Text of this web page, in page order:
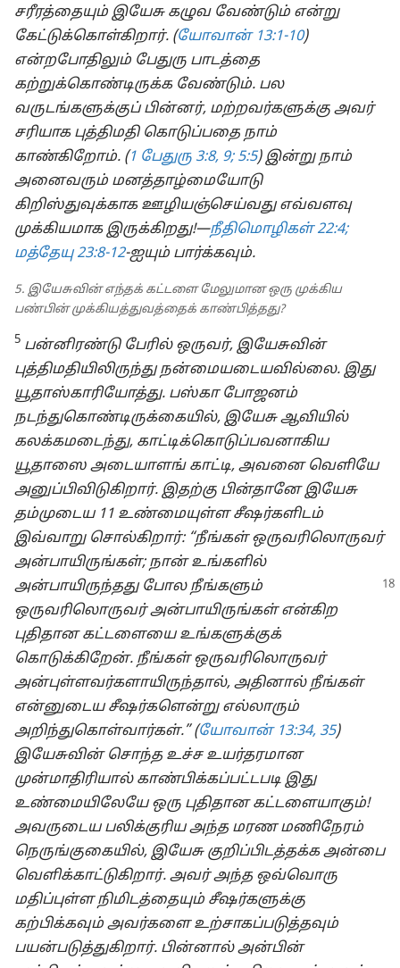
சரீரத்தையும் இயேசு கழுவ வேண்டும் என்று
கேட்டுக்கொள்கிறார். (யோவான் 13:1-10)
என்றபோதிலும் பேதுரு பாடத்தை
கற்றுக்கொண்டிருக்க வேண்டும். பல
வருடங்களுக்குப் பின்னர், மற்றவர்களுக்கு அவர்
சரியாக புத்திமதி கொடுப்பதை நாம்
காண்கிறோம். (1 பேதுரு 3:8, 9; 5:5) இன்று நாம்
அனைவரும் மனத்தாழ்மையோடு
கிறிஸ்துவுக்காக ஊழியஞ்செய்வது எவ்வளவு
முக்கியமாக இருக்கிறது!—நீதிமொழிகள் 22:4;
மத்தேயு 23:8-12-ஐயும் பார்க்கவும்.
5. இயேசுவின் எந்தக் கட்டளை மேலுமான ஒரு முக்கிய
பண்பின் முக்கியத்துவத்தைக் காண்பித்தது?
5 பன்னிரண்டு பேரில் ஒருவர், இயேசுவின்
புத்திமதியிலிருந்து நன்மையடையவில்லை. இது
யூதாஸ்காரியோத்து. பஸ்கா போஜனம்
நடந்துகொண்டிருக்கையில், இயேசு ஆவியில்
கலக்கமடைந்து, காட்டிக்கொடுப்பவனாகிய
யூதாஸை அடையாளங் காட்டி, அவனை வெளியே
அனுப்பிவிடுகிறார். இதற்கு பின்தானே இயேசு
தம்முடைய 11 உண்மையுள்ள சீஷர்களிடம்
இவ்வாறு சொல்கிறார்: “நீங்கள் ஒருவரிலொருவர்
அன்பாயிருங்கள்; நான் உங்களில்
அன்பாயிருந்தது போல நீங்களும்
ஒருவரிலொருவர் அன்பாயிருங்கள் என்கிற
புதிதான கட்டளையை உங்களுக்குக்
கொடுக்கிறேன். நீங்கள் ஒருவரிலொருவர்
அன்புள்ளவர்களாயிருந்தால், அதினால் நீங்கள்
என்னுடைய சீஷர்களென்று எல்லாரும்
அறிந்துகொள்வார்கள்.” (யோவான் 13:34, 35)
இயேசுவின் சொந்த உச்ச உயர்தரமான
முன்மாதிரியால் காண்பிக்கப்பட்டபடி இது
உண்மையிலேயே ஒரு புதிதான கட்டளையாகும்!
அவருடைய பலிக்குரிய அந்த மரண மணிநேரம்
நெருங்குகையில், இயேசு குறிப்பிடத்தக்க அன்பை
வெளிக்காட்டுகிறார். அவர் அந்த ஒவ்வொரு
மதிப்புள்ள நிமிடத்தையும் சீஷர்களுக்கு
கற்பிக்கவும் அவர்களை உற்சாகப்படுத்தவும்
பயன்படுத்துகிறார். பின்னால் அன்பின்